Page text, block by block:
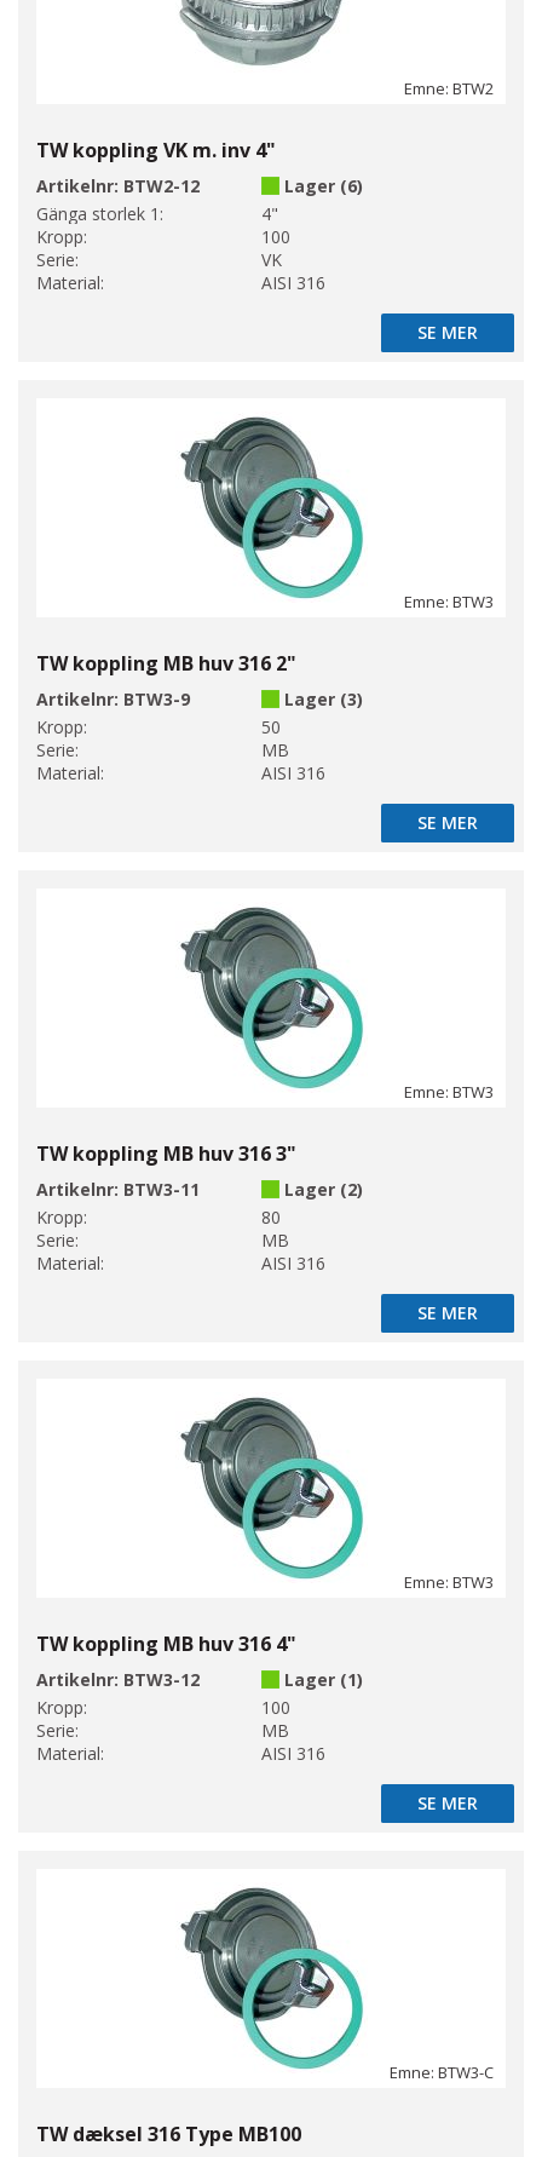
Emne: BTW2
TW koppling VK m. inv 4"
Artikelnr: BTW2-12
Lager (6)
Gänga storlek 1:
4"
Kropp:
100
Serie:
VK
Material:
AISI 316
SE MER
SE MER
Emne: BTW3
TW koppling MB huv 316 2"
Artikelnr: BTW3-9
Lager (3)
Kropp:
50
Serie:
MB
Material:
AISI 316
SE MER
SE MER
Emne: BTW3
TW koppling MB huv 316 3"
Artikelnr: BTW3-11
Lager (2)
Kropp:
80
Serie:
MB
Material:
AISI 316
SE MER
SE MER
Emne: BTW3
TW koppling MB huv 316 4"
Artikelnr: BTW3-12
Lager (1)
Kropp:
100
Serie:
MB
Material:
AISI 316
SE MER
SE MER
Emne: BTW3-C
TW dæksel 316 Type MB100